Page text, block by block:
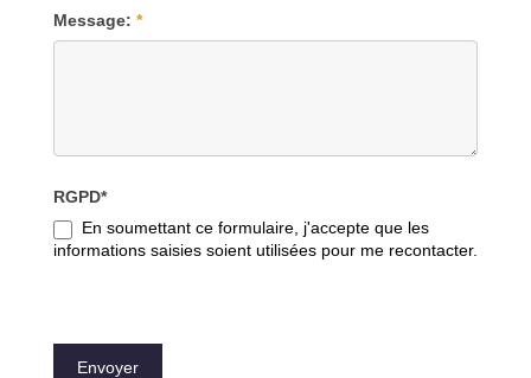
Message: *
RGPD*
En soumettant ce formulaire, j'accepte que les
informations saisies soient utilisées pour me recontacter.
Envoyer